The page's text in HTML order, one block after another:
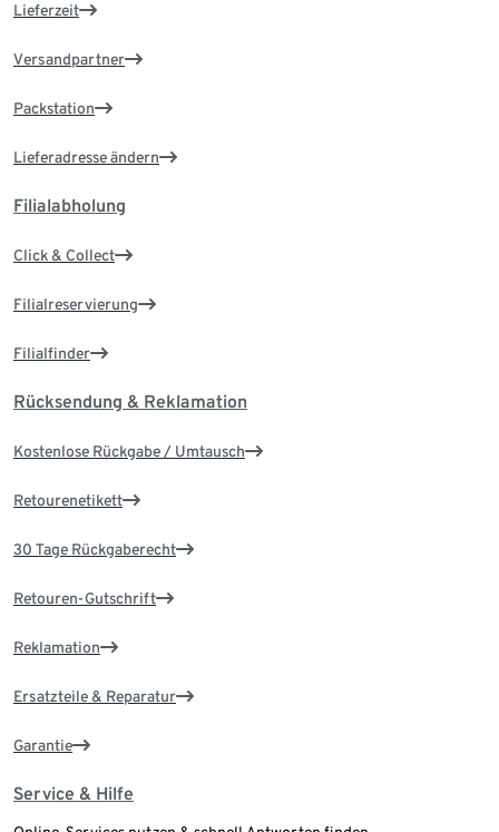
Lieferzeit
Versandpartner
Packstation
Lieferadresse ändern
Filialabholung
Click & Collect
Filialreservierung
Filialfinder
Rücksendung & Reklamation
Kostenlose Rückgabe / Umtausch
Retourenetikett
30 Tage Rückgaberecht
Retouren-Gutschrift
Reklamation
Ersatzteile & Reparatur
Garantie
Service & Hilfe